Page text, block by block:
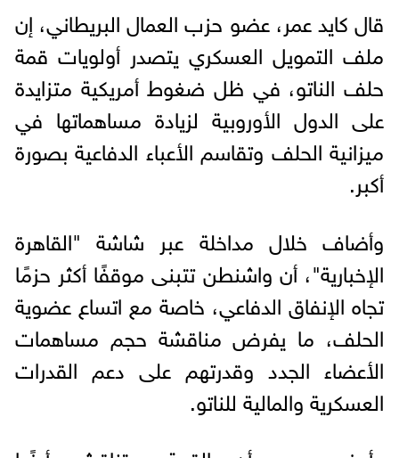
قال كايد عمر، عضو حزب العمال البريطاني، إن
ملف التمويل العسكري يتصدر أولويات قمة
حلف الناتو، في ظل ضغوط أمريكية متزايدة
على الدول الأوروبية لزيادة مساهماتها في
ميزانية الحلف وتقاسم الأعباء الدفاعية بصورة
أكبر.
وأضاف خلال مداخلة عبر شاشة "القاهرة
الإخبارية"، أن واشنطن تتبنى موقفًا أكثر حزمًا
تجاه الإنفاق الدفاعي، خاصة مع اتساع عضوية
الحلف، ما يفرض مناقشة حجم مساهمات
الأعضاء الجدد وقدرتهم على دعم القدرات
العسكرية والمالية للناتو.